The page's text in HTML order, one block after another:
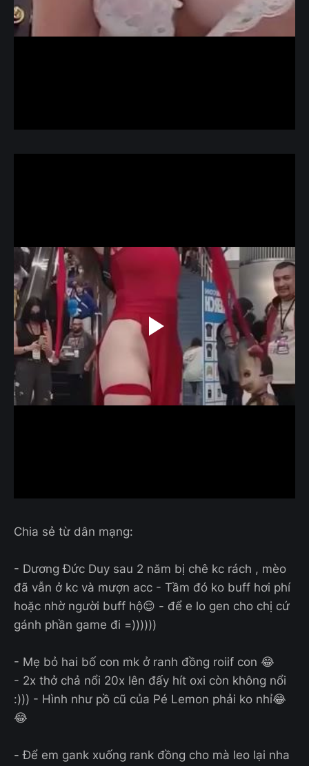
Chia sẻ từ dân mạng:
- Dương Đức Duy sau 2 năm bị chê kc rách , mèo
đã vẫn ở kc và mượn acc - Tầm đó ko buff hơi phí
hoặc nhờ người buff hộ😌 - để e lo gen cho chị cứ
gánh phần game đi =))))))
- Mẹ bỏ hai bố con mk ở ranh đồng roiif con 😂
- 2x thở chả nổi 20x lên đấy hít oxi còn không nổi
:))) - Hình như pồ cũ của Pé Lemon phải ko nhỉ😂
😂
- Để em gank xuống rank đồng cho mà leo lại nha